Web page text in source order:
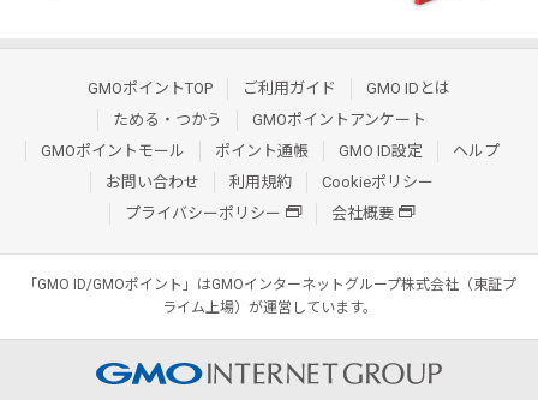
GMOポイントTOP ご利用ガイド
GMO IDとは
ためる・つかう
GMOポイントアンケート
GMOポイントモール
ポイント通帳 GMO ID設定
ヘルプ
お問い合わせ
利用規約
Cookieポリシー
プライバシーポリシー
会社概要
「GMO ID/GMOポイント」はGMOインターネットグループ株式会社（東証プ
ライム上場）が運営しています。